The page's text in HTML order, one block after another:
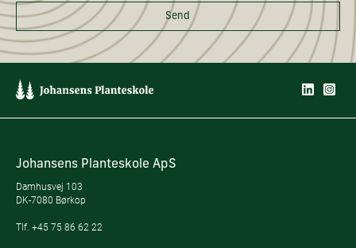
Send
Johansens Planteskole ApS
Damhusvej 103
DK-7080 Børkop
Tlf. +45 75 86 62 22